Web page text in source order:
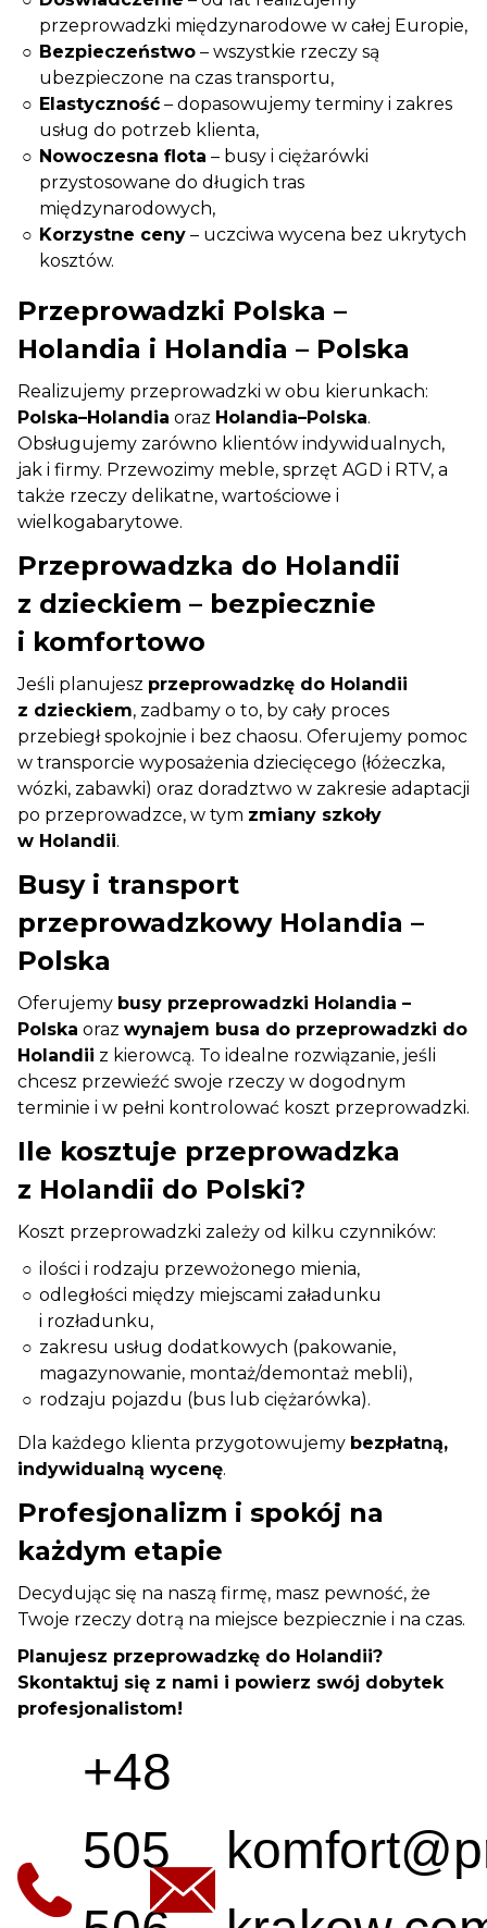
przeprowadzki międzynarodowe w całej Europie,
Bezpieczeństwo – wszystkie rzeczy są
ubezpieczone na czas transportu,
Elastyczność – dopasowujemy terminy i zakres
usług do potrzeb klienta,
Nowoczesna flota – busy i ciężarówki
przystosowane do długich tras
międzynarodowych,
Korzystne ceny – uczciwa wycena bez ukrytych
kosztów.
Przeprowadzki Polska –
Holandia i Holandia – Polska
Realizujemy przeprowadzki w obu kierunkach:
Polska–Holandia oraz Holandia–Polska.
Obsługujemy zarówno klientów indywidualnych,
jak i firmy. Przewozimy meble, sprzęt AGD i RTV, a
także rzeczy delikatne, wartościowe i
wielkogabarytowe.
Przeprowadzka do Holandii
z dzieckiem – bezpiecznie
i komfortowo
Jeśli planujesz przeprowadzkę do Holandii
z dzieckiem, zadbamy o to, by cały proces
przebiegł spokojnie i bez chaosu. Oferujemy pomoc
w transporcie wyposażenia dziecięcego (łóżeczka,
wózki, zabawki) oraz doradztwo w zakresie adaptacji
po przeprowadzce, w tym zmiany szkoły
w Holandii.
Busy i transport
przeprowadzkowy Holandia –
Polska
Oferujemy busy przeprowadzki Holandia –
Polska oraz wynajem busa do przeprowadzki do
Holandii z kierowcą. To idealne rozwiązanie, jeśli
chcesz przewieźć swoje rzeczy w dogodnym
terminie i w pełni kontrolować koszt przeprowadzki.
Ile kosztuje przeprowadzka
z Holandii do Polski?
Koszt przeprowadzki zależy od kilku czynników:
ilości i rodzaju przewożonego mienia,
odległości między miejscami załadunku
i rozładunku,
zakresu usług dodatkowych (pakowanie,
magazynowanie, montaż/demontaż mebli),
rodzaju pojazdu (bus lub ciężarówka).
Dla każdego klienta przygotowujemy bezpłatną,
indywidualną wycenę.
Profesjonalizm i spokój na
każdym etapie
Decydując się na naszą firmę, masz pewność, że
Twoje rzeczy dotrą na miejsce bezpiecznie i na czas.
Planujesz przeprowadzkę do Holandii?
Skontaktuj się z nami i powierz swój dobytek
profesjonalistom!
+48
505